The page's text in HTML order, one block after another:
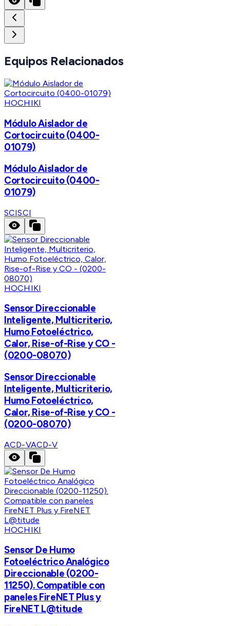
Equipos Relacionados
HOCHIKI
Módulo Aislador de
Cortocircuito (0400-
01079)
Módulo Aislador de
Cortocircuito (0400-
01079)
SCISCI
HOCHIKI
Sensor Direccionable
Inteligente, Multicriterio,
Humo Fotoeléctrico,
Calor, Rise-of-Rise y CO -
(0200-08070)
Sensor Direccionable
Inteligente, Multicriterio,
Humo Fotoeléctrico,
Calor, Rise-of-Rise y CO -
(0200-08070)
ACD-VACD-V
HOCHIKI
Sensor De Humo
Fotoeléctrico Analógico
Direccionable (0200-
11250). Compatible con
paneles FireNET Plus y
FireNET L@titude